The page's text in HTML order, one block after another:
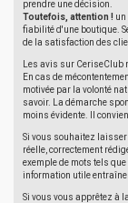
prendre une décision.
Toutefois, attention ! un
fiabilité d'une boutique.
de la satisfaction des
Les avis sur CeriseClub
En cas de
motivée par la volonté
savoir. La démarche
moins évidente. Il
Si vous souhaitez
réelle, correctement
exemple de mots tels que
information utile
Si vous vous apprêtez à